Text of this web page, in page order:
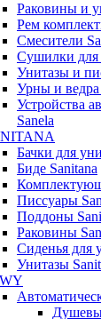
Раковины и
Рем
Смесители
Сушилки для
Унитазы и
Урны и ведра
Устройства
Sanela
Бачки для
Биде Sanitana
Писсуары
Поддоны
Раковины
Сиденья для
Унитазы